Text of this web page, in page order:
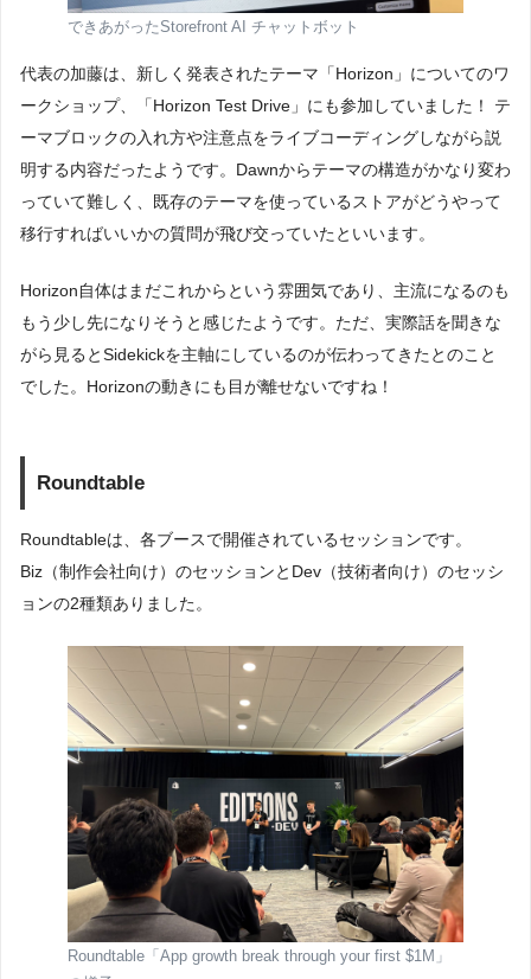
できあがったStorefront AI チャットボット
代表の加藤は、新しく発表されたテーマ「Horizon」についてのワ
ークショップ、「Horizon Test Drive」にも参加していました！ テ
ーマブロックの入れ方や注意点をライブコーディングしながら説
明する内容だったようです。Dawnからテーマの構造がかなり変わ
っていて難しく、既存のテーマを使っているストアがどうやって
移行すればいいかの質問が飛び交っていたといいます。
Horizon自体はまだこれからという雰囲気であり、主流になるのも
もう少し先になりそうと感じたようです。ただ、実際話を聞きな
がら見るとSidekickを主軸にしているのが伝わってきたとのこと
でした。Horizonの動きにも目が離せないですね！
Roundtable
Roundtableは、各ブースで開催されているセッションです。
Biz（制作会社向け）のセッションとDev（技術者向け）のセッシ
ョンの2種類ありました。
Roundtable「App growth break through your first $1M」